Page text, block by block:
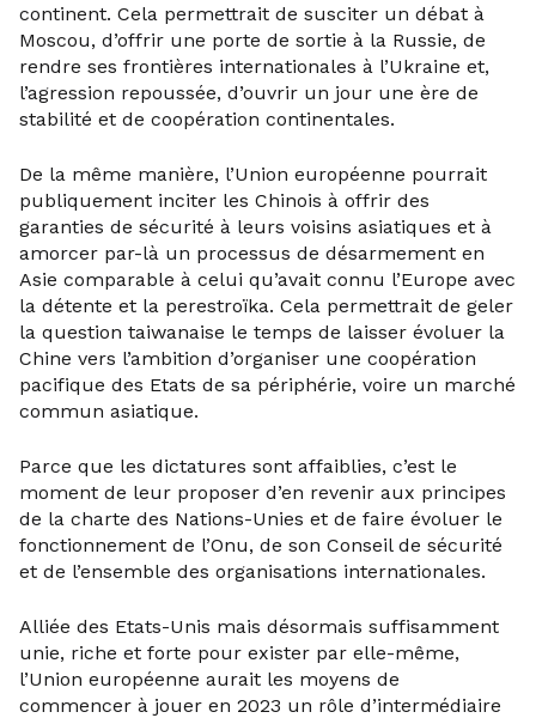
continent. Cela permettrait de susciter un débat à
Moscou, d’offrir une porte de sortie à la Russie, de
rendre ses frontières internationales à l’Ukraine et,
l’agression repoussée, d’ouvrir un jour une ère de
stabilité et de coopération continentales.
De la même manière, l’Union européenne pourrait
publiquement inciter les Chinois à offrir des
garanties de sécurité à leurs voisins asiatiques et à
amorcer par-là un processus de désarmement en
Asie comparable à celui qu’avait connu l’Europe avec
la détente et la perestroïka. Cela permettrait de geler
la question taiwanaise le temps de laisser évoluer la
Chine vers l’ambition d’organiser une coopération
pacifique des Etats de sa périphérie, voire un marché
commun asiatique.
Parce que les dictatures sont affaiblies, c’est le
moment de leur proposer d’en revenir aux principes
de la charte des Nations-Unies et de faire évoluer le
fonctionnement de l’Onu, de son Conseil de sécurité
et de l’ensemble des organisations internationales.
Alliée des Etats-Unis mais désormais suffisamment
unie, riche et forte pour exister par elle-même,
l’Union européenne aurait les moyens de
commencer à jouer en 2023 un rôle d’intermédiaire